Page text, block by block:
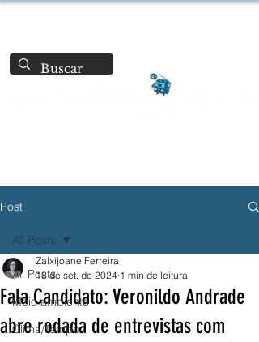
Post
All Posts
Meio ambiente
Clima/Tempo
All Posts
Fala Candidato: Veronildo Andrade
abre rodada de entrevistas com
Zalxijoane Ferreira
18 de set. de 2024 1 min de leitura